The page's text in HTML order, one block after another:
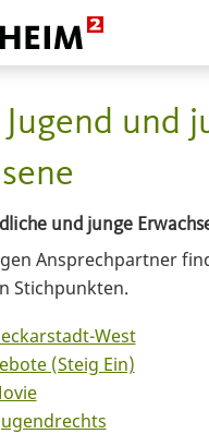
und
und junge
Ansprechpartner
Stichpunkten.
West
(Steig Ein)